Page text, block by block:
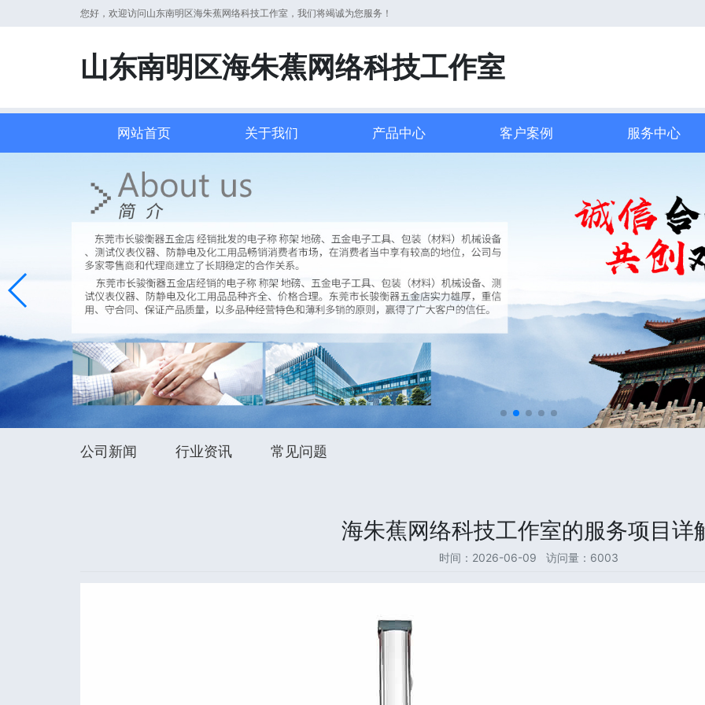
您好，欢迎访问山东南明区海朱蕉网络科技工作室，我们将竭诚为您服务！
山东南明区海朱蕉网络科技工作室
网站首页 关于我们 产品中心 客户案例 服务中心
公司新闻 行业资讯 常见问题
海朱蕉网络科技工作室的服务项目详
时间：2026-06-09 访问量：6003